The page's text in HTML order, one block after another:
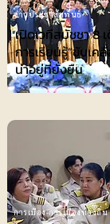
ข่าวประชาสัมพันธ์
เปิดเวทีสมัชชา 8
การเรียนรู้”ขับเค
น่าอยู่ที่ยั่งยืน
การเมือง-การเมืองท้องถิ่น